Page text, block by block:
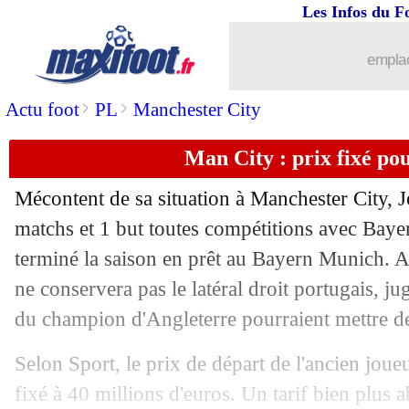
Actu foot> PL > Manchester City
Les Infos du
Man City : prix fixé
Mécontent de sa situation à Manchester City,
matchs et 1 but toutes compétitions avec
terminé la saison en prêt au Bayern Munich.
ne conservera pas le latéral droit portugais,
du champion d'Angleterre pourraient mettre
Selon Sport, le prix de départ de l'ancien
fixé à 40 millions d'euros. Un tarif bien plus
Bayern : la fierté de Salihamidzic
27/05 VIDEO: les larmes de Terzic
: avec Balerdi et Medina !
27/05 All.: Nkunku termine meilleur buteur
27/05 Bayern: Dreesen remplace Kahn
: Kahn et Salihamidzic virés !
27/05 All.: le classement final de la
Lille: Diakité plaît à l'Atletico et